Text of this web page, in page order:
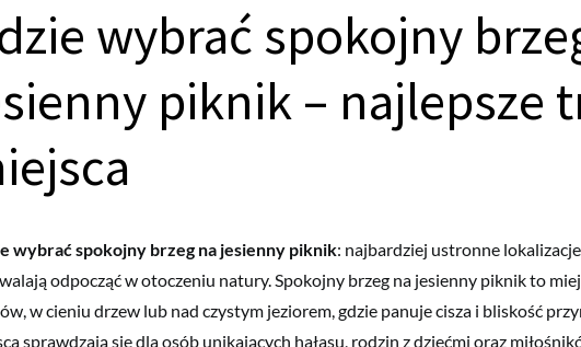
wybrać spokojny
piknik – najlepsze
wybrać spokojny brzeg na jesienny piknik: najbardziej ustronne
odpocząć w otoczeniu natury. Spokojny brzeg na jesienny piknik to
w cieniu drzew lub nad czystym jeziorem, gdzie panuje cisza i bliskość
sprawdzają się dla osób unikających hałasu, rodzin z dziećmi oraz